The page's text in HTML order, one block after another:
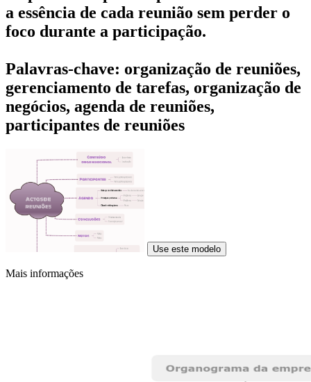
a essência de cada reunião sem perder o
foco durante a participação.
Palavras-chave: organização de reuniões,
gerenciamento de tarefas, organização de
negócios, agenda de reuniões,
participantes de reuniões
Use este modelo
Mais informações